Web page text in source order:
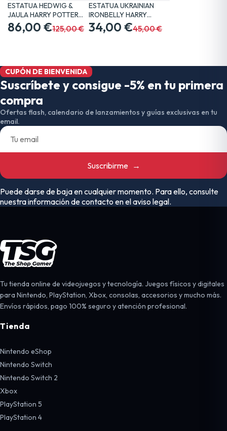
ESTATUA HEDWIG &
JAULA HARRY POTTER
20 CM…
86,00 €125,00 €
ESTATUA UKRAINIAN
IRONBELLY HARRY
POTTER 19…
34,00 €45,00 €
CUPÓN DE BIENVENIDA
Suscríbete y consigue -5% en tu primera
compra
Ofertas flash, calendario de lanzamientos y guías exclusivas en tu
email.
Suscribirme →
Puede darse de baja en cualquier momento. Para ello, consulte
nuestra información de contacto en el aviso legal.
Tu tienda online de videojuegos y tecnología. Juegos físicos y digitales
para Nintendo, PlayStation, Xbox, consolas, accesorios y mucho más.
Envíos rápidos, pago 100% seguro y atención profesional.
Tienda
Nintendo eShop
Nintendo Switch
Nintendo Switch 2
Xbox
PlayStation 5
PlayStation 4